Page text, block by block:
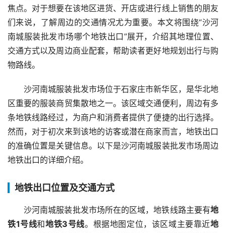
焦点。对于想要在该地区进货、开店或进行线上销售的朋友
们来说，了解周边的交通情况尤为重要。本文将围绕“沙河
南城服装批发市场哪个地铁出口”展开，介绍其地理位置、
交通方式以及周边商业配套，帮助读者更好地规划出行与购
物路线。
沙河南城服装批发市场位于石家庄市新华区，是华北地
区重要的服装商贸集散地之一。该区域交通便利，周边有多
条地铁线路经过，为商户和消费者提供了便捷的出行选择。
然而，对于初次来到该地的访客或潜在商家而言，地铁出口
的准确位置是关键信息。以下是沙河南城服装批发市场周边
地铁出口的详细介绍。
地铁出口位置及交通方式
沙河南城服装批发市场所在的区域，地铁线路主要有地
铁1号线和地铁3号线。根据地图定位，该区域主要靠近地